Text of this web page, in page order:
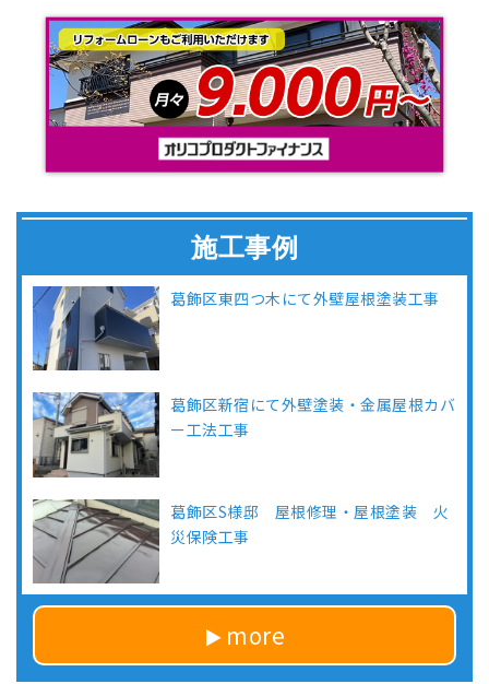
施工事例
葛飾区東四つ木にて外壁屋根塗装工事
葛飾区新宿にて外壁塗装・金属屋根カバ
ー工法工事
葛飾区S様邸 屋根修理・屋根塗装 火
災保険工事
more